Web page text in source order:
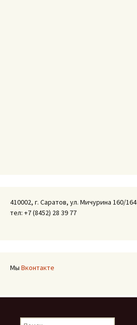
410002, г. Саратов, ул. Мичурина 160/164
тел: +7 (8452) 28 39 77
Мы Вконтакте
Найти: